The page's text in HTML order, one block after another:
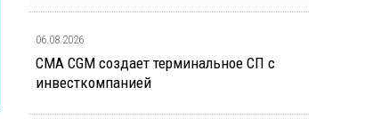
06.08.2026
CMA CGM создает терминальное СП с
инвесткомпанией